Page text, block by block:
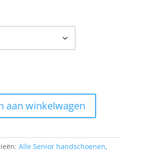
aan winkelwagen
Alle Senior handschoenen,